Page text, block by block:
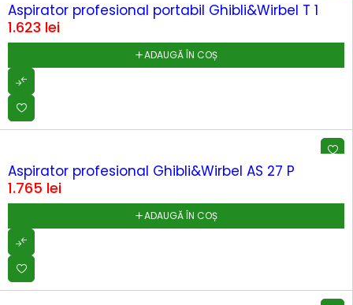
Aspirator profesional portabil Ghibli&Wirbel T 1
1.623 lei
ADAUGĂ ÎN COȘ
Aspirator profesional Ghibli&Wirbel AS 27 P
1.765 lei
ADAUGĂ ÎN COȘ